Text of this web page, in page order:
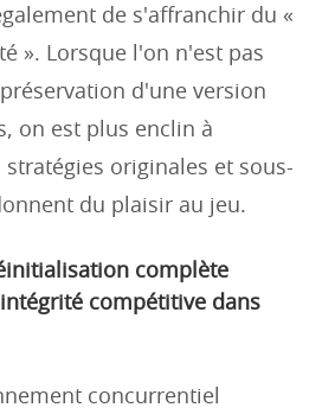
de s'affranchir du «
». Lorsque l'on n'est pas
d'une version
on est plus enclin à
originales et sous-
du plaisir au jeu.
complète
compétitive dans
concurrentiel